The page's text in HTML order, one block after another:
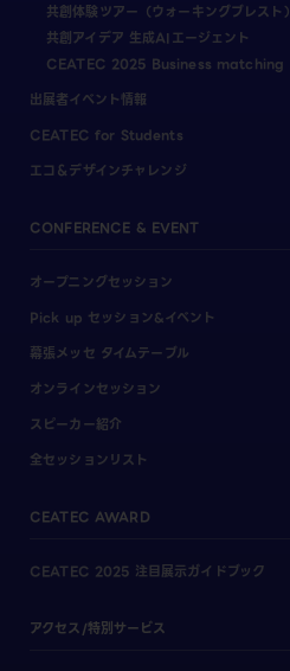
共創体験ツアー（ウォーキングブレスト）
共創アイデア 生成AIエージェント
CEATEC 2025 Business matching
出展者イベント情報
CEATEC for Students
エコ＆デザインチャレンジ
CONFERENCE & EVENT
オープニングセッション
Pick up セッション&イベント
幕張メッセ タイムテーブル
オンラインセッション
スピーカー紹介
全セッションリスト
CEATEC AWARD
CEATEC 2025 注目展示ガイドブック
アクセス/特別サービス